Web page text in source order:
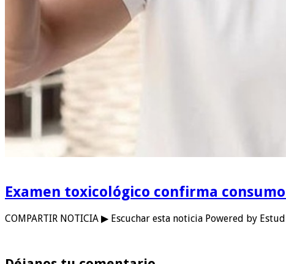
Examen toxicológico confirma
COMPARTIR NOTICIA ▶ Escuchar esta noticia Powered by